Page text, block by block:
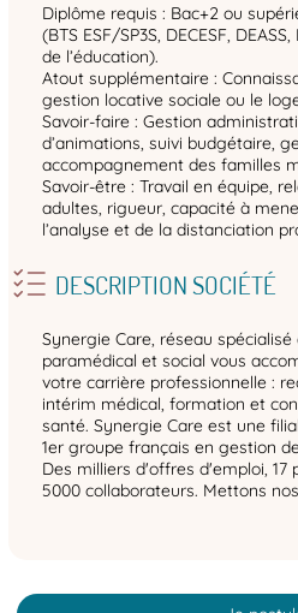
Diplôme requis : Bac+2 ou
(BTS ESF/SP3S, DECESF,
de l’éducation).
Atout supplémentaire :
gestion locative sociale ou le
Savoir-faire : Gestion
d’animations, suivi budgétaire,
accompagnement des familles
Savoir-être : Travail en équipe,
adultes, rigueur, capacité à
l’analyse et de la distanciation
DESCRIPTION SOCIÉTÉ
Synergie Care, réseau spécialisé
paramédical et social vous
votre carrière professionnelle :
intérim médical, formation et
santé. Synergie Care est une
1er groupe français en gestion
Des milliers d'offres d'emploi, 17
5000 collaborateurs. Mettons